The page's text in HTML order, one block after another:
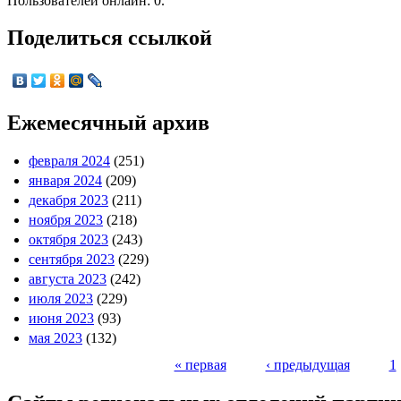
Поделиться ссылкой
Ежемесячный архив
февраля 2024 (251)
января 2024 (209)
декабря 2023 (211)
ноября 2023 (218)
октября 2023 (243)
сентября 2023 (229)
августа 2023 (242)
июля 2023 (229)
июня 2023 (93)
мая 2023 (132)
« первая ‹ предыдущая 1